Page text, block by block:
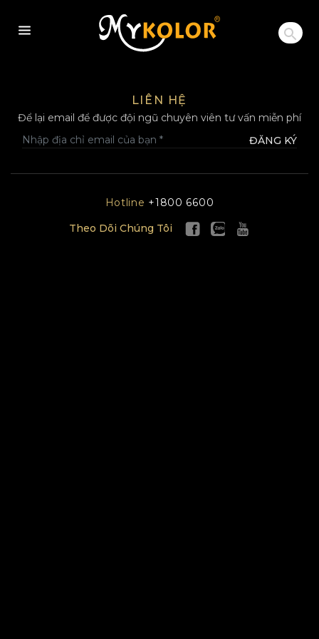
MYKOLOR
LIÊN HỆ
Để lại email để được đội ngũ chuyên viên tư vấn miễn phí
ĐĂNG KÝ
Hotline +1800 6600
Theo Dõi Chúng Tôi